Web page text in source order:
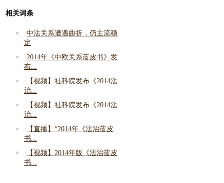
相关词条
·中法关系遭遇曲折，仍主流稳
定
·2014年《中欧关系蓝皮书》发
布...
·
【视频】社科院发布《2014法
治...
·
【视频】社科院发布《2014法
治...
·
【直播】“2014年《法治蓝皮
书...
·
【视频】2014年版《法治蓝皮
书...